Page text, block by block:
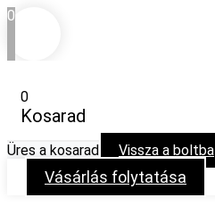
0
0
Kosarad
Üres a kosarad Vissza a boltba
Vásárlás folytatása